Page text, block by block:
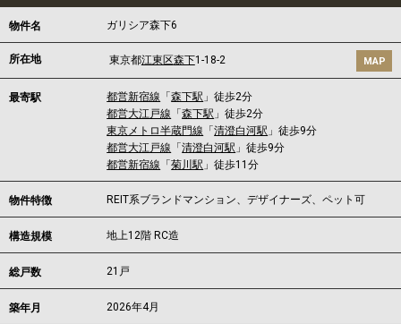
物件名 ガリシア森下6
所在地 東京都江東区森下1-18-2 MAP
最寄駅 都営新宿線 「森下駅 」徒歩2分
都営大江戸線 「森下駅 」徒歩2分
東京メトロ半蔵門線 「清澄白河駅 」徒歩9分
都営大江戸線 「清澄白河駅 」徒歩9分
都営新宿線 「菊川駅 」徒歩11分
物件特徴 REIT系ブランドマンション、デザイナーズ、ペット可
構造規模 地上12階 RC造
総戸数 21戸
築年月 2026年4月